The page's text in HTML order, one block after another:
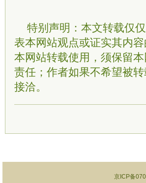
特别声明：本文转载仅
表本网站观点或证实其内
本网站转载使用，须保留
责任；作者如果不希望被
接洽。
京ICP备